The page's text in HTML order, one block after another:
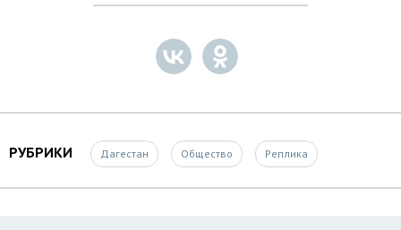
РУБРИКИ Дагестан Общество Реплика